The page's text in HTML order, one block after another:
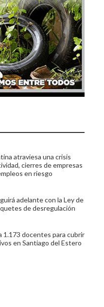
atraviesa una crisis
cierres de empresas
en riesgo
adelante con la Ley de
de desregulación
1.173 docentes para cubrir
en Santiago del Estero